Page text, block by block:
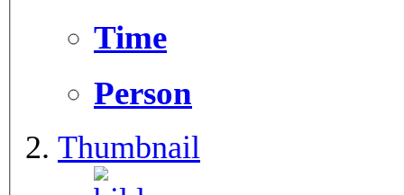
Time
Person
Thumbnail